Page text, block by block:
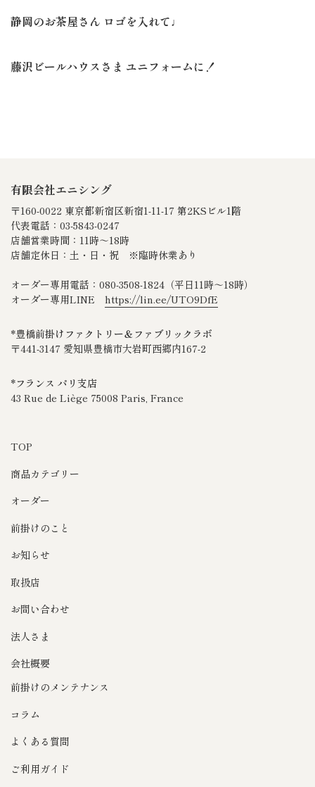
静岡のお茶屋さん ロゴを入れて♩
藤沢ビールハウスさま ユニフォームに！
有限会社エニシング
〒160-0022 東京都新宿区新宿1-11-17 第2KSビル1階
代表電話：03-5843-0247
店舗営業時間：11時～18時
店舗定休日：土・日・祝 ※臨時休業あり
オーダー専用電話：080‐3508‐1824（平日11時～18時）
オーダー専用LINE https://lin.ee/UTO9DfE
*豊橋前掛けファクトリー＆ファブリックラボ
〒441-3147 愛知県豊橋市大岩町西郷内167-2
*フランス パリ支店
43 Rue de Liège 75008 Paris, France
TOP
商品カテゴリー
オーダー
前掛けのこと
お知らせ
取扱店
お問い合わせ
法人さま
会社概要
前掛けのメンテナンス
コラム
よくある質問
ご利用ガイド